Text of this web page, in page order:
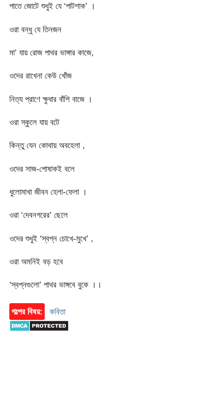
পাতে জোটে শুধুই যে ‘পাটশাক’ ।
ওরা বন্ধু যে তিনজন
মা’ যায় রোজ পাথর ভাঙ্গার কাজে,
ওদের রাখেনা কেউ খোঁজ
নিত্য প্রাণে ক্ষুধার বাঁশি বাজে ।
ওরা স্কুলে যায় বটে
কিন্তু যেন কোথায় অবহেলা ,
ওদের সাজ-পোষাকই বলে
ধুলোমাখা জীবন হেলা-ফেলা ।
ওরা ‘দেবনগরের’ ছেলে
ওদের শুধুই ‘স্বপ্ন চোখে-মুখে’ ,
ওরা অমনিই বড় হবে
‘স্বপ্নগুলো’ পাথর ভাঙ্গবে বুকে ।।
গল্পের বিষয়: কবিতা